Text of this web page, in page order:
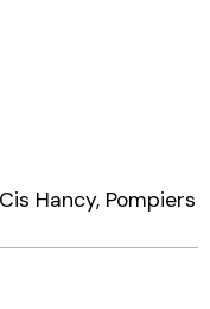
Hancy, Pompiers